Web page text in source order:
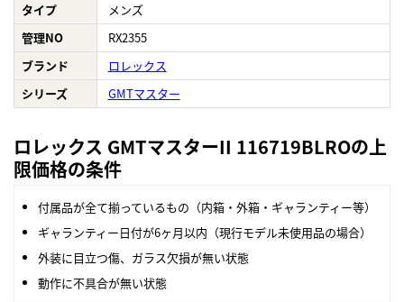
タイプ
メンズ
管理NO
RX2355
ブランド
ロレックス
シリーズ
GMTマスター
ロレックス GMTマスターII 116719BLROの上
限価格の条件
付属品が全て揃っているもの（内箱・外箱・ギャランティー等）
ギャランティー日付が6ヶ月以内（現行モデル未使用品の場合）
外装に目立つ傷、ガラス欠損が無い状態
動作に不具合が無い状態